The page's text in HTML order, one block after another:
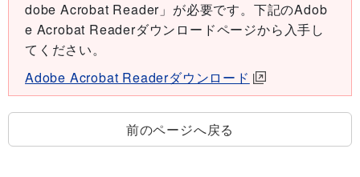
dobe Acrobat Reader」が必要です。下記のAdob
e Acrobat Readerダウンロードページから入手し
てください。
Adobe Acrobat Readerダウンロード
前のページへ戻る